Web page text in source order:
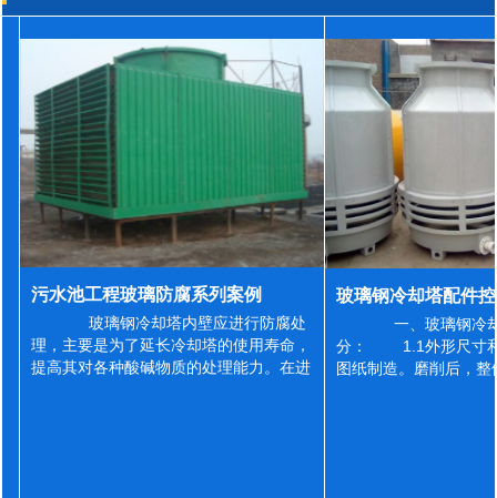
污水池工程玻璃防腐系列案例
玻璃钢冷却塔内壁应进行防腐处
理，主要是为了延长冷却塔的使用寿命，
提高其对各种酸碱物质的处理能力。在进
一、玻璃钢冷
分： 1.1外形尺寸和
图纸制造。磨削后，